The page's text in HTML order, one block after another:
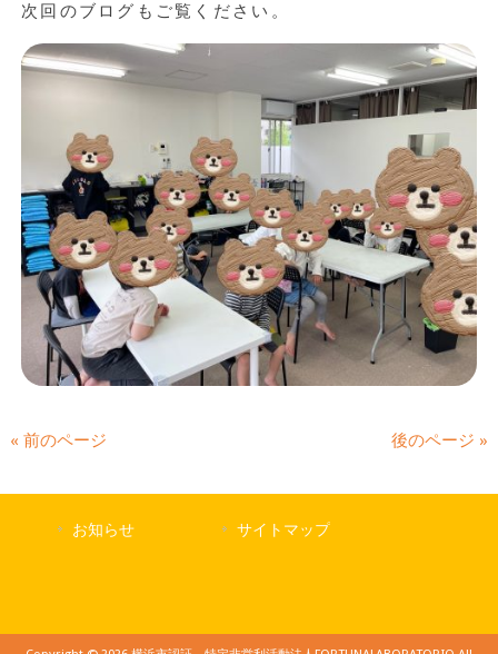
次回のブログもご覧ください。
« 前のページ 後のページ »
お知らせ サイトマップ